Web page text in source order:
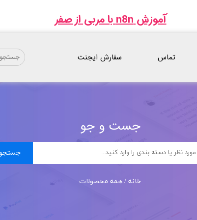
آموزش n8n با مربی از صفر
تماس سفارش ایجنت
جست و جو
جستجو
خانه / همه محصولات